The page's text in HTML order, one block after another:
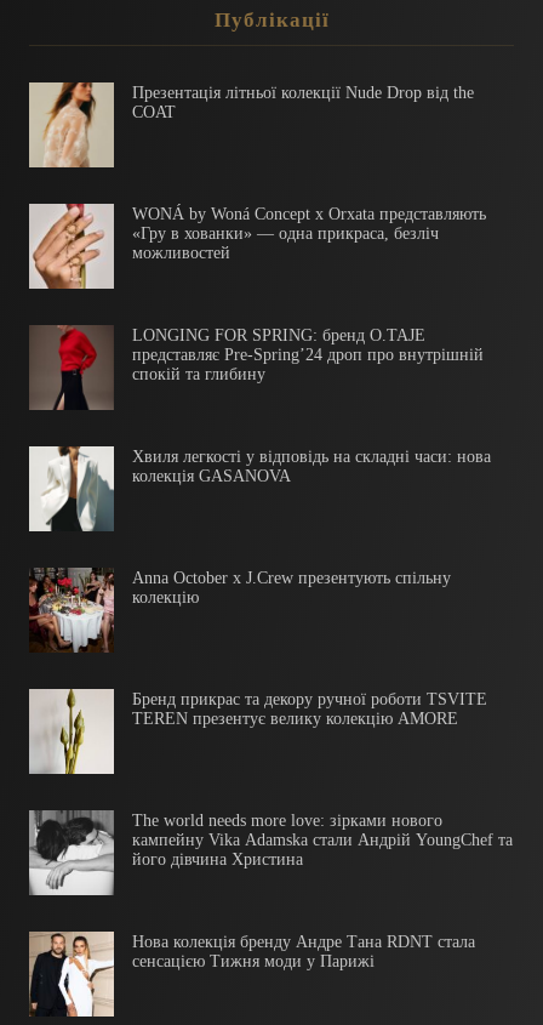
Публікації
Презентація літньої колекції Nude Drop від the
COAT
WONÁ by Woná Concept x Orxata представляють
«Гру в хованки» — одна прикраса, безліч
можливостей
LONGING FOR SPRING: бренд O.TAJE
представляє Pre-Spring’24 дроп про внутрішній
спокій та глибину
Хвиля легкості у відповідь на складні часи: нова
колекція GASANOVA
Anna October x J.Crew презентують спільну
колекцію
Бренд прикрас та декору ручної роботи TSVITE
TEREN презентує велику колекцію AMORE
The world needs more love: зірками нового
кампейну Vika Adamska стали Андрій YoungChef та
його дівчина Христина
Нова колекція бренду Андре Тана RDNT стала
сенсацією Тижня моди у Парижі